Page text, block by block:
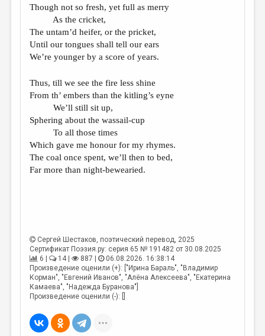
Though not so fresh, yet full as merry
As the cricket,
The untam’d heifer, or the pricket,
Until our tongues shall tell our ears
We’re younger by a score of years.
Thus, till we see the fire less shine
From th’ embers than the kitling’s eyne
We’ll still sit up,
Sphering about the wassail-cup
To all those times
Which gave me honour for my rhymes.
The coal once spent, we’ll then to bed,
Far more than night-bewearied.
Сергей Шестаков, поэтический перевод, 2025
Сертификат Поэзия.ру: серия 65 № 191482 от 30.08.2025
6 |
14 | 887 |
06.08.2026. 16:38:14
Произведение оценили (+): ["Ирина Бараль", "Владимир
Корман", "Евгений Иванов", "Алёна Алексеева", "Екатерина
Камаева", "Надежда Буранова"]
Произведение оценили (-): []